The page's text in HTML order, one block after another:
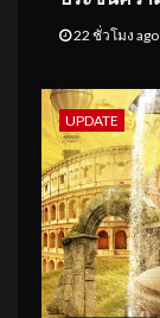
22 ชั่วโมง ago
UPDATE